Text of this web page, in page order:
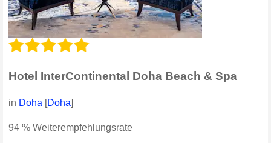
Hotel InterContinental Doha Beach & Spa
in Doha [Doha]
94 % Weiterempfehlungsrate